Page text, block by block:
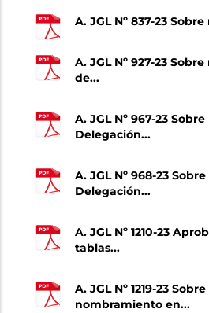
A. JGL Nº 837-23
A. JGL Nº 927-23
de...
A. JGL Nº 967-23
Delegación...
A. JGL Nº 968-23
Delegación...
A. JGL Nº 1210-23
tablas...
A. JGL Nº 1219-23
nombramiento en...